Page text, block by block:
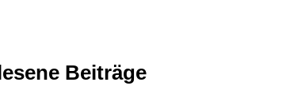
Beiträge